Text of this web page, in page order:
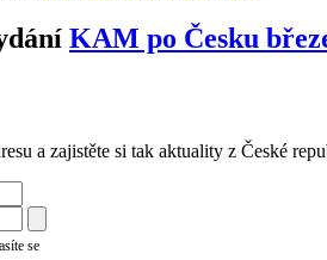
KAM po Česku
a zajistěte si tak aktuality z České
se